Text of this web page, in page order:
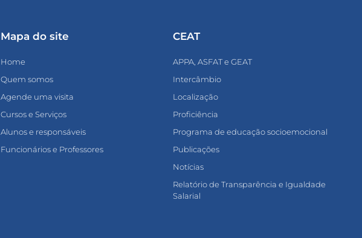
Mapa do site
Home
Quem somos
Agende uma visita
Cursos e Serviços
Alunos e responsáveis
Funcionários e Professores
CEAT
APPA, ASFAT e GEAT
Intercâmbio
Localização
Proficiência
Programa de educação socioemocional
Publicações
Notícias
Relatório de Transparência e Igualdade
Salarial